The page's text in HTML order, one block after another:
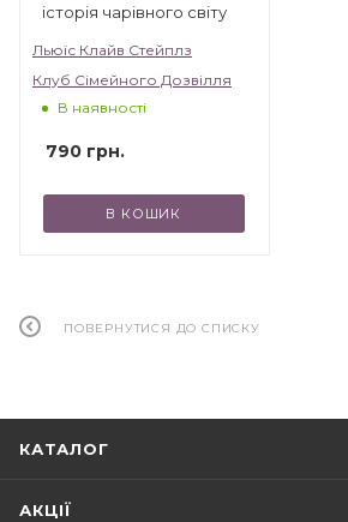
історія чарівного світу
Льюїс Клайв Стейплз
Клуб Сімейного Дозвілля
В наявності
790 грн.
В КОШИК
ПОВЕРНУТИСЯ ДО СПИСКУ
КАТАЛОГ
АКЦІЇ